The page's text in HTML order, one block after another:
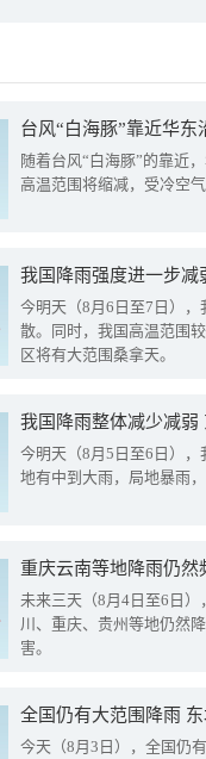
台风“白海豚”靠近华
随着台风“白海豚”的靠近
高温范围将缩减，受冷空
今明天（8月6日至7日）
散。同时，我国高温范围
区将有大范围桑拿天。
我国降雨整体减少减弱
今明天（8月5日至6日）
地有中到大雨，局地暴雨
重庆云南等地降雨仍然
未来三天（8月4日至6日
川、重庆、贵州等地仍然
害。
全国仍有大范围降雨
今天（8月3日），全国仍